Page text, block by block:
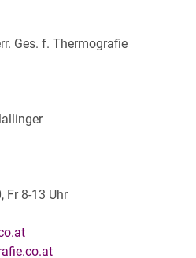
Ges. f. Thermografie
Fr 8-13 Uhr